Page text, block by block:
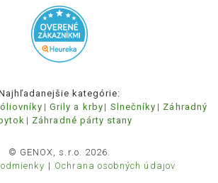
kategórie:
Grily a krby Slnečníky
Záhradný
Záhradné párty stany
© GENOX, s.r.o. 2026.
Ochrana osobných údajov